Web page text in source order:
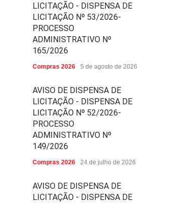
LICITAÇÃO - DISPENSA DE
LICITAÇÃO Nº 53/2026-
PROCESSO
ADMINISTRATIVO Nº
165/2026
Compras 2026 5 de agosto de 2026
AVISO DE DISPENSA DE
LICITAÇÃO - DISPENSA DE
LICITAÇÃO Nº 52/2026-
PROCESSO
ADMINISTRATIVO Nº
149/2026
Compras 2026 24 de julho de 2026
AVISO DE DISPENSA DE
LICITAÇÃO - DISPENSA DE